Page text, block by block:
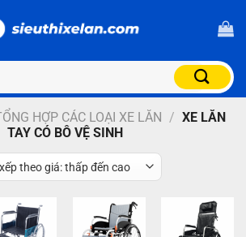
HỢP CÁC LOẠI XE LĂN / XE LĂN
TAY CÓ BÔ VỆ SINH